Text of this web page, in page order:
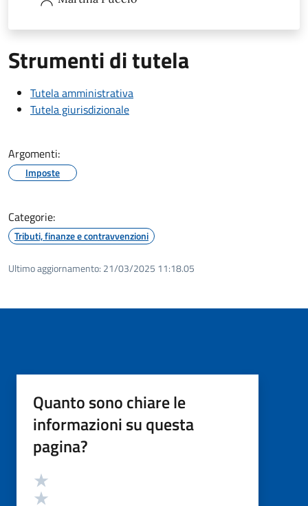
Strumenti di tutela
Tutela amministrativa
Tutela giurisdizionale
Argomenti:
Imposte
Categorie:
Tributi, finanze e contravvenzioni
Ultimo aggiornamento: 21/03/2025 11:18.05
Quanto sono chiare le
informazioni su questa
pagina?
Valutazione